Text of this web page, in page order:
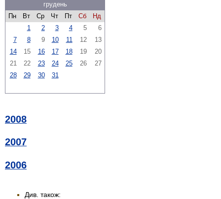
грудень
Пн
Вт Ср Чт Пт Сб
Нд
1
2 3 4 5
6
7
8 9 10 11 12
13
14
15 16 17 18 19
20
21
22 23 24 25 26
27
28
29 30 31
2008
2007
2006
Див. також: